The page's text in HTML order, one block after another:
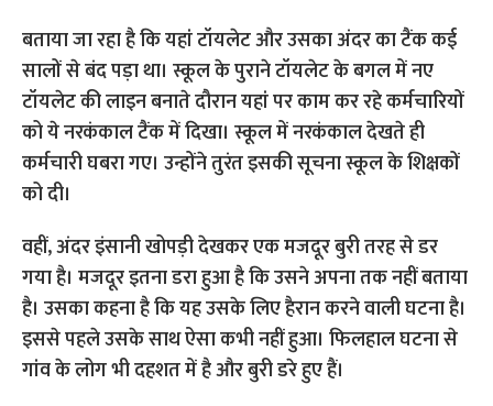
बताया जा रहा है कि यहां टॉयलेट और उसका अंदर का टैंक कई
सालों से बंद पड़ा था। स्कूल के पुराने टॉयलेट के बगल में नए
टॉयलेट की लाइन बनाते दौरान यहां पर काम कर रहे कर्मचारियों
को ये नरकंकाल टैंक में दिखा। स्कूल में नरकंकाल देखते ही
कर्मचारी घबरा गए। उन्होंने तुरंत इसकी सूचना स्कूल के शिक्षकों
को दी।
वहीं, अंदर इंसानी खोपड़ी देखकर एक मजदूर बुरी तरह से डर
गया है। मजदूर इतना डरा हुआ है कि उसने अपना तक नहीं बताया
है। उसका कहना है कि यह उसके लिए हैरान करने वाली घटना है।
इससे पहले उसके साथ ऐसा कभी नहीं हुआ। फिलहाल घटना से
गांव के लोग भी दहशत में है और बुरी डरे हुए हैं।